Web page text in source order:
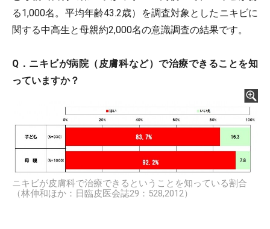
る1,000名。平均年齢43.2歳）を調査対象としたニキビに
関する中高生と母親約2,000名の意識調査の結果です。
Q．ニキビが病院（皮膚科など）で治療できることを知
っていますか？
ニキビが皮膚科で治療できるということを知っている割合
（林伸和ほか：日臨皮医会誌29：528,2012）